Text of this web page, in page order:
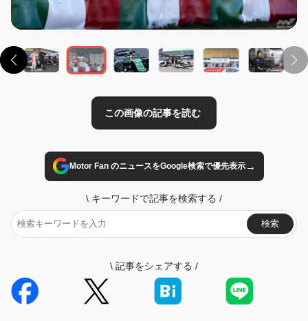
この画像の記事を読む
Motor Fan のニュースをGoogle検索で優先表示→
\ キーワードで記事を検索する /
検索
\ 記事をシェアする /